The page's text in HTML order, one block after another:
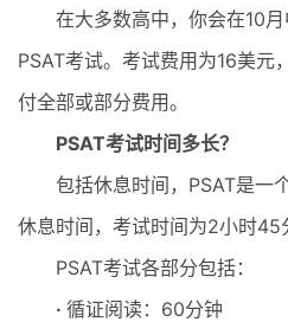
在大多数高中，你会在10月
PSAT考试。考试费用为16美元
付全部或部分费用。
PSAT考试时间多长？
包括休息时间，PSAT是一
休息时间，考试时间为2小时45
PSAT考试各部分包括：
· 循证阅读：60分钟